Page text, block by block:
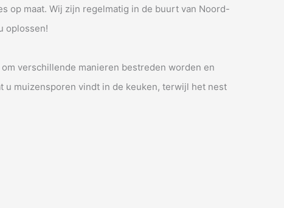
op maat. Wij zijn regelmatig in de buurt van Noord-
oplossen!
verschillende manieren bestreden worden en
u muizensporen vindt in de keuken, terwijl het nest